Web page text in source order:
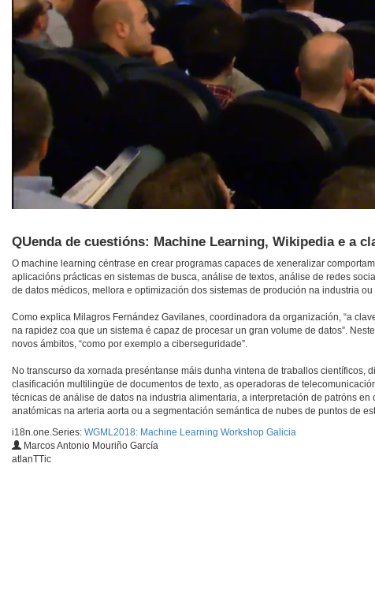
QUenda de cuestións: Machine Learning, Wikipedia e a
O machine learning céntrase en crear programas capaces de xeneralizar
aplicacións prácticas en sistemas de busca, análise de textos, análise de redes
de datos médicos, mellora e optimización dos sistemas de produción na industria
Como explica Milagros Fernández Gavilanes, coordinadora da organización, “a
na rapidez coa que un sistema é capaz de procesar un gran volume de datos”.
novos ámbitos, “como por exemplo a ciberseguridade”.
No transcurso da xornada preséntanse máis dunha vintena de traballos
clasificación multilingüe de documentos de texto, as operadoras de
técnicas de análise de datos na industria alimentaria, a interpretación de patróns
anatómicas na arteria aorta ou a segmentación semántica de nubes de puntos de
i18n.one.Series: WGML2018: Machine Learning Workshop Galicia
Marcos Antonio Mouriño García
atlanTTic